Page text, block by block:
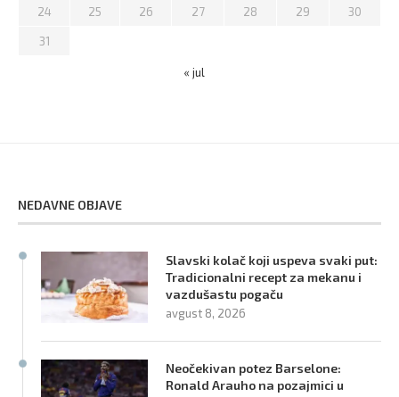
24 25 26 27 28 29 30
31
« jul
NEDAVNE OBJAVE
Slavski kolač koji uspeva svaki put:
Tradicionalni recept za mekanu i
vazdušastu pogaču
avgust 8, 2026
Neočekivan potez Barselone:
Ronald Arauho na pozajmici u